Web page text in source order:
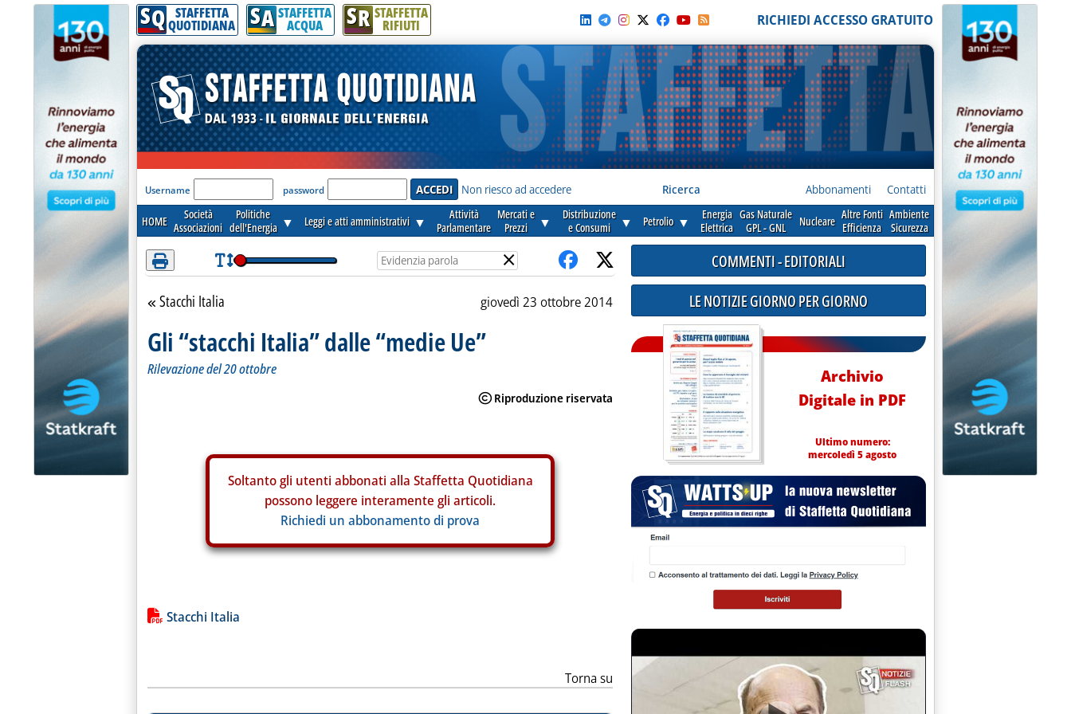
Attenzione! Esegui l'accesso per lèggere interamente la notizia.
SQ STAFFETTA
QUOTIDIANA SA STAFFETTA
ACQUA SR STAFFETTA
RIFIUTI RICHIEDI ACCESSO GRATUITO
'Modulo Login per accedere'
Username password Non riesco ad accedere Ricerca Abbonamenti Contatti
HOME
Società
Associazioni
Politiche
dell'Energia ▼ Leggi e atti amministrativi ▼
Attività
Parlamentare
Mercati e
Prezzi
▼
Distribuzione
e Consumi
▼ Petrolio ▼
Energia
Elettrica
Gas Naturale
GPL - GNL
Nucleare Altre Fonti
Efficienza
Ambiente
Sicurezza
×
Torna alla sezione
Stacchi Italia giovedì 23 ottobre 2014
Gli “stacchi Italia” dalle “medie Ue”
Rilevazione del 20 ottobre
Soltanto gli utenti abbonati alla Staffetta Quotidiana
possono leggere interamente gli articoli.
Richiedi un abbonamento di prova
Lista allegati PDF alla notizia
Stacchi Italia
Torna su
COMMENTI - EDITORIALI
LE NOTIZIE GIORNO PER GIORNO
Archivio
Digitale in PDF
Ultimo numero:
mercoledì 5 agosto